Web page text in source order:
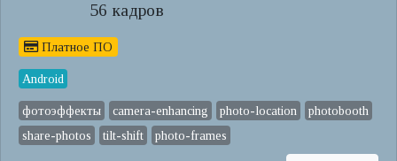
56 кадров
Платное ПО
Android
фотоэффекты camera-enhancing photo-location
photobooth
share-photos
tilt-shift photo-frames